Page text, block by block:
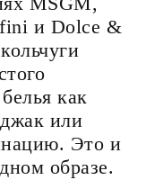
и Dolce &
как
или
Это и
образе.